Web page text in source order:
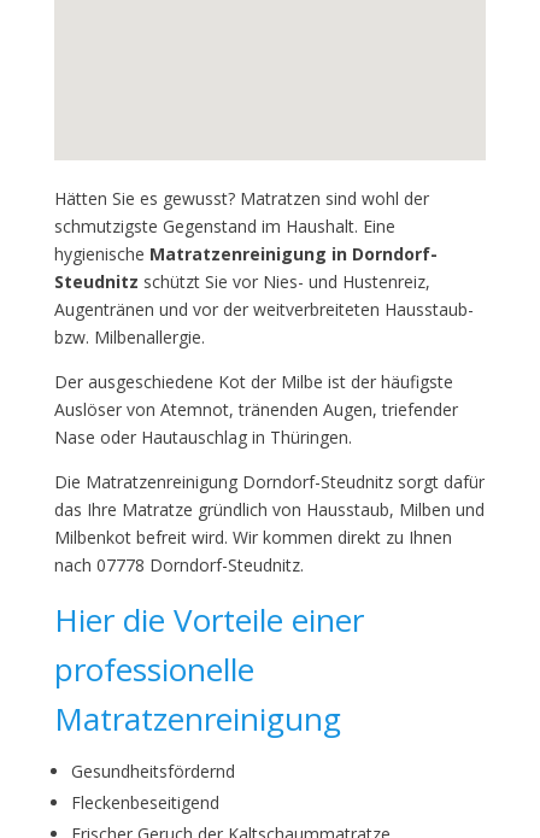
Hätten Sie es gewusst? Matratzen sind wohl der
schmutzigste Gegenstand im Haushalt. Eine
hygienische Matratzenreinigung in Dorndorf-
Steudnitz schützt Sie vor Nies- und Hustenreiz,
Augentränen und vor der weitverbreiteten Hausstaub-
bzw. Milbenallergie.
Der ausgeschiedene Kot der Milbe ist der häufigste
Auslöser von Atemnot, tränenden Augen, triefender
Nase oder Hautauschlag in Thüringen.
Die Matratzenreinigung Dorndorf-Steudnitz sorgt dafür
das Ihre Matratze gründlich von Hausstaub, Milben und
Milbenkot befreit wird. Wir kommen direkt zu Ihnen
nach 07778 Dorndorf-Steudnitz.
Hier die Vorteile einer
professionelle
Matratzenreinigung
Gesundheitsfördernd
Fleckenbeseitigend